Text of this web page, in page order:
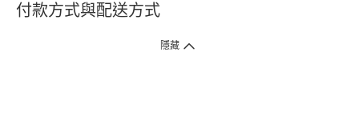
付款方式與配送方式
隱藏